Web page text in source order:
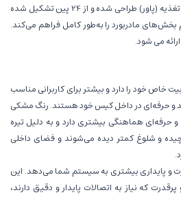
کابل برای اتصال مادربورد به منبع تغذیه (پاور) طراحی شده و از 24 پین تشکیل شده
بخش‌های مادربورد را به‌طور کامل فراهم می‌کند.
می شود.
خاص خود را دارد و بیشتر برای کاربرانی مناسب
و حرفه‌ای در داخل کیس خود هستند. رنگ مشکی
حرفه‌ای هماهنگی بیشتری دارد و به دلیل تیره
و شلوغ کمتر دیده می‌شوند و فضای داخلی
پایداری بیشتری به سیستم شما می‌دهد. این
که نیاز به اتصالات پایدار و دقیق دارند،